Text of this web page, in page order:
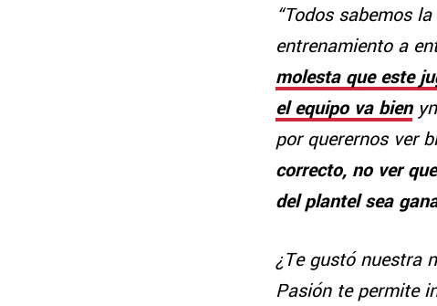
“Todos sabemos
entrenamiento a
molesta que este
el equipo va bien
por querernos ver
correcto, no ver
del plantel sea
¿Te gustó nuestra
Pasión te permite